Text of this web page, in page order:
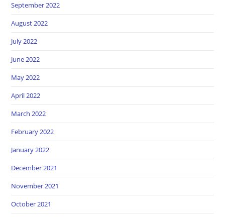
September 2022
August 2022
July 2022
June 2022
May 2022
April 2022
March 2022
February 2022
January 2022
December 2021
November 2021
October 2021